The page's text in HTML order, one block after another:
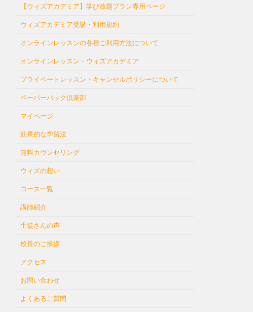
【ウィズアカデミア】学び放題プラン専用ページ
ウィズアカデミア受講・利用規約
オンラインレッスンの各種ご利用方法について
オンラインレッスン・ウィズアカデミア
プライベートレッスン・キャンセルポリシーについて
ペーパーバック倶楽部
マイページ
効果的な学習法
無料カウンセリング
ウィズの想い
コース一覧
講師紹介
生徒さんの声
校長のご挨拶
アクセス
お問い合わせ
よくあるご質問